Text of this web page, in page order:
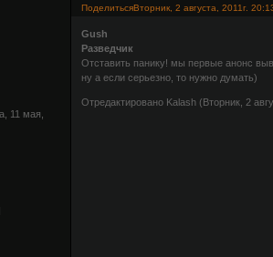
ПоделитьсяВторник, 2 августа, 2011г.
11 мая,
Gush
Разведчик
Отставить панику! мы первые анонс
ну а если серьезно, то нужно думать)
Отредактировано Kalash (Вторник, 2